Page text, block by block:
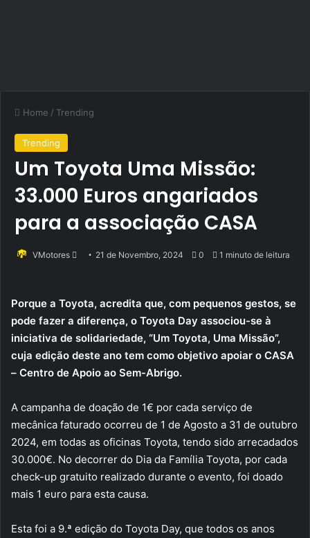
Home / Trending
Trending
Um Toyota Uma Missão:
33.000 Euros angariados
para a associação CASA
VMotores
Send 21 de Novembro, 2024 0 1 minuto de leitura
Porque a Toyota, acredita que, com pequenos gestos, se
pode fazer a diferença, o Toyota Day associou-se à
iniciativa de solidariedade, “Um Toyota, Uma Missão”,
cuja edição deste ano tem como objetivo apoiar o CASA
– Centro de Apoio ao Sem-Abrigo.
A campanha de doação de 1€ por cada serviço de
mecânica faturado ocorreu de 1 de Agosto a 31 de outubro
2024, em todas as oficinas Toyota, tendo sido arrecadados
30.000€. No decorrer do Dia da Família Toyota, por cada
check-up gratuito realizado durante o evento, foi doado
mais 1 euro para esta causa.
Esta foi a 9.ª edição do Toyota Day, que todos os anos